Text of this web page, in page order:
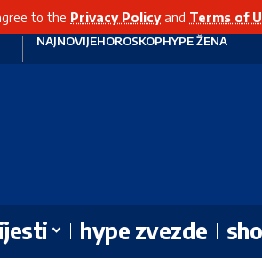
to the Privacy Policyand Terms of
NAJNOVIJEHOROSKOPHYPE ŽENA
hype zvezde